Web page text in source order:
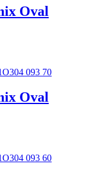
Oval
Oval